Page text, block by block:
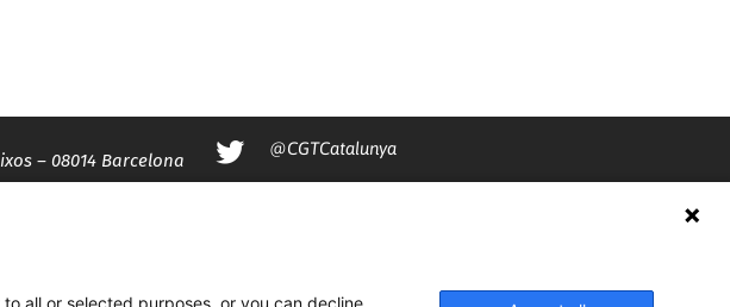
– 08014 Barcelona
@CGTCatalunya
all or selected purposes, or you can decline